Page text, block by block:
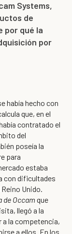
Systems,
de
por qué la
por
había hecho con
que, en el
contratado el
del
poseía la
para
estaba
con dificultades
Unido.
de Occam que
llegó a la
a la competencia,
a ellos. En los